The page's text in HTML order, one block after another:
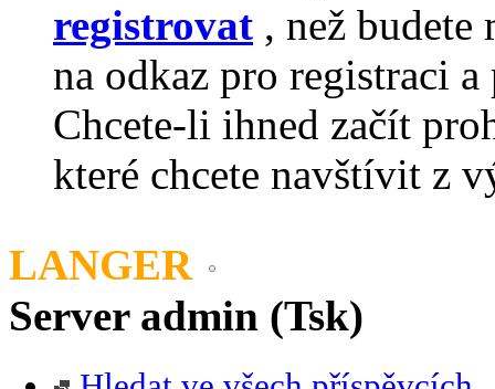
registrovat , než
na odkaz pro registraci
Chcete-li ihned začít
které chcete navštívit z
LANGER
Server admin (Tsk)